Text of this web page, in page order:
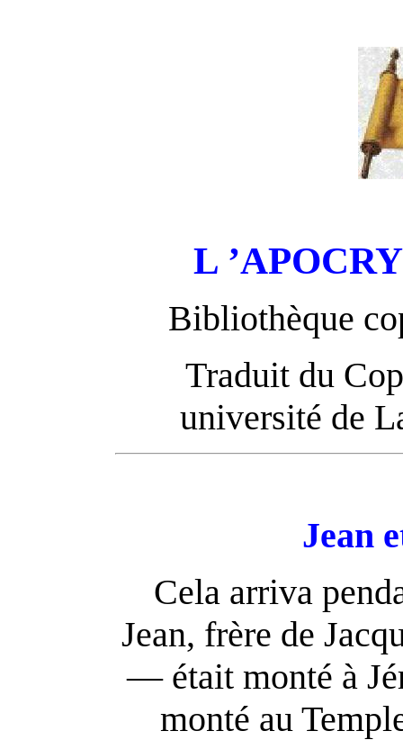
L
Bibliothèque
Traduit du
université de
Jean
Cela arriva
Jean, frère de
— était monté à
monté au